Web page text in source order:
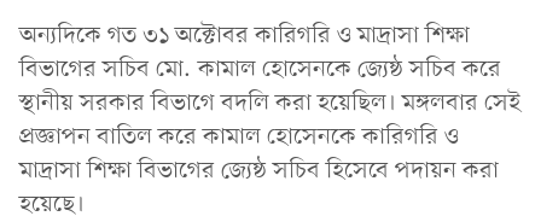
অন্যদিকে গত ৩১ অক্টোবর কারিগরি ও মাদ্রাসা শিক্ষা
বিভাগের সচিব মো. কামাল হোসেনকে জ্যেষ্ঠ সচিব করে
স্থানীয় সরকার বিভাগে বদলি করা হয়েছিল। মঙ্গলবার সেই
প্রজ্ঞাপন বাতিল করে কামাল হোসেনকে কারিগরি ও
মাদ্রাসা শিক্ষা বিভাগের জ্যেষ্ঠ সচিব হিসেবে পদায়ন করা
হয়েছে।